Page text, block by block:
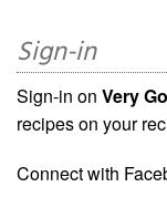
Sign-in
Sign-in on Very
recipes on your
Connect with